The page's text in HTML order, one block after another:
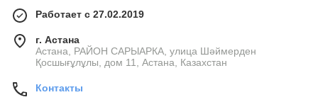
Работает с 27.02.2019
г. Астана
Астана, РАЙОН САРЫАРКА, улица Шәймерден
Қосшығұлұлы, дом 11, Астана, Казахстан
Контакты